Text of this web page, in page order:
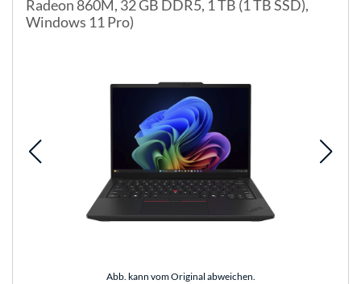
Radeon 860M, 32 GB DDR5, 1 TB (1 TB SSD),
Windows 11 Pro)
Abb. kann vom Original abweichen.